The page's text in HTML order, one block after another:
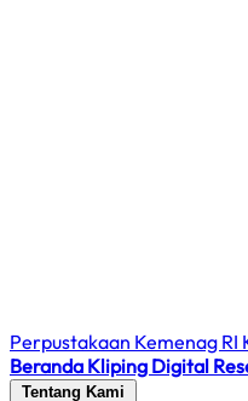
Perpustakaan Kemenag RI
Beranda Kliping Digital
Tentang Kami